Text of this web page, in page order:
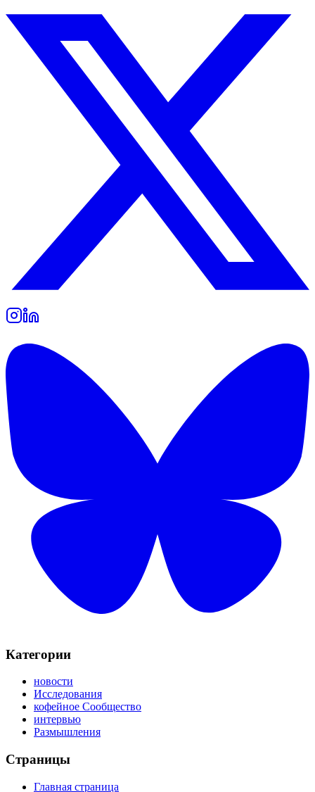
Категории
новости
Исследования
кофейное Сообщество
интервью
Размышления
Страницы
Главная страница